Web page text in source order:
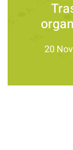
20